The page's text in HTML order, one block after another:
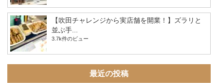
【吹田チャレンジから実店舗を開業！】ズラリと
並ぶ手...
3.7k件のビュー
最近の投稿